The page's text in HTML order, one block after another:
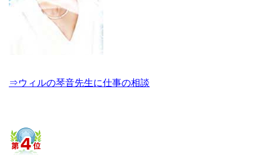
⇒ウィルの琴音先生に仕事の相談